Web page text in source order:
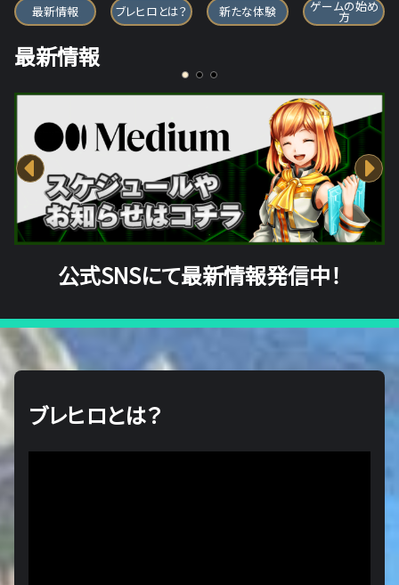
最新情報 ブレヒロとは？ 新たな体験 ゲームの始め
方
最新情報
公式SNSにて最新情報発信中！
ブレヒロとは？